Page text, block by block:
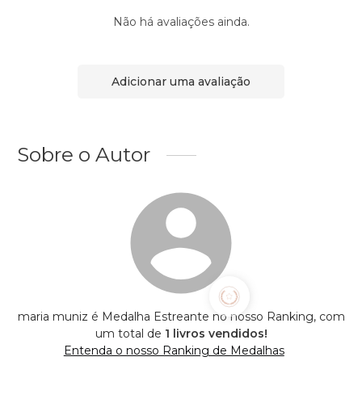
Não há avaliações ainda.
Adicionar uma avaliação
Sobre o Autor
maria muniz é Medalha Estreante no nosso Ranking, com
um total de 1 livros vendidos!
Entenda o nosso Ranking de Medalhas